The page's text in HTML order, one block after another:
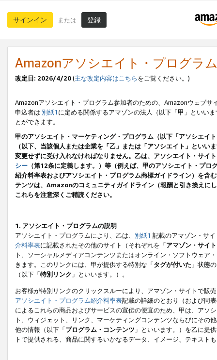
サインイン または 登録
Amazonアソシエイト・プログラ
改定日: 2026/4/20(主な改定内容はこちらをご覧ください。)
Amazonアソシエイト・プログラム参加者のための、Amazonウェブサ
申込者は 別紙1 に定める関係するアマゾンの法人（以下「甲 」といい
とができます。
甲のアソシエイト・マーケティング・プログラム（以下「アソシエイ
（以下、当該個人または企業を「乙」または「アソシエイト」とい
変更せずに受け入れなければなりません。乙は、アソシエイト・サイ
シー （第12条に定義します。）等（例えば、甲のアソシエイト・プ
紹介料率表およびアソシエイト・プログラム商標ガイドライン）を
テンツは、Amazonのコミュニティガイドライン（報酬と引き換えに
これらを注意深くご精読ください。
1. アソシエイト・プログラムの説明
アソシエイト・プログラムにより、乙は、 別紙1 記載のアマゾン・サ
介料率表に記載されたその他のサイト（それぞれを「アマゾン・サイト
ト、ソーシャルメディアコンテンツまたはオンライン・ソフトウェア
きます。このリンクには、甲が提供する特別な「タグが付いた 」状態
（以下「特別リンク 」といいます。）。
お客様が特別リンクのクリックスルーにより、アマゾン・サイトで販
アソシエイト・プログラム紹介料率表記載の詳細のとおり（および同
によるこれらの商品およびサービスの宣伝の便宜のため、甲は、アソ
ト、ウィジェット、リンク、マーケティングコンテンツならびにその
他の情報（以下「プログラム・コンテンツ 」といいます。）を乙に提
トで提供される、商品に関するいかなるデータ、イメージ、テキス